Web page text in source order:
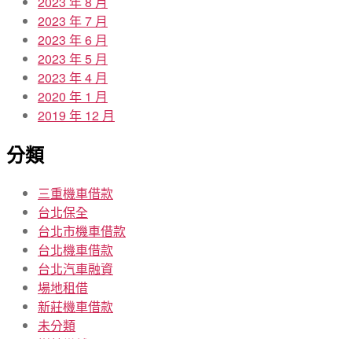
2023 年 7 月
2023 年 6 月
2023 年 5 月
2023 年 4 月
2020 年 1 月
2019 年 12 月
分類
三重機車借款
台北保全
台北市機車借款
台北機車借款
台北汽車融資
場地租借
新莊機車借款
未分類